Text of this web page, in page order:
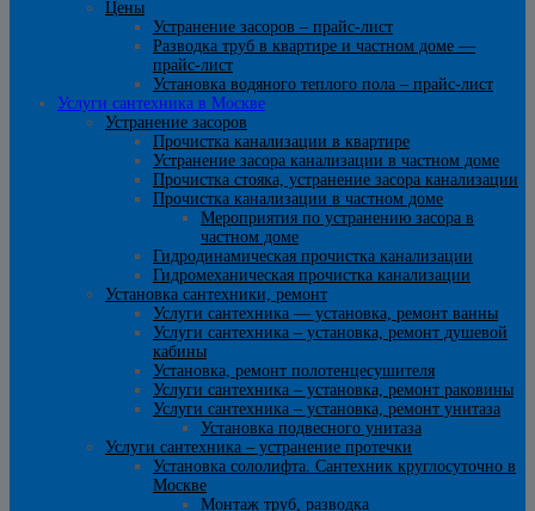
Цены
Устранение засоров – прайс-лист
Разводка труб в квартире и частном доме —
прайс-лист
Установка водяного теплого пола – прайс-лист
Услуги сантехника в Москве
Устранение засоров
Прочистка канализации в квартире
Устранение засора канализации в частном доме
Прочистка стояка, устранение засора канализации
Прочистка канализации в частном доме
Мероприятия по устранению засора в
частном доме
Гидродинамическая прочистка канализации
Гидромеханическая прочистка канализации
Установка сантехники, ремонт
Услуги сантехника — установка, ремонт ванны
Услуги сантехника – установка, ремонт душевой
кабины
Установка, ремонт полотенцесушителя
Услуги сантехника – установка, ремонт раковины
Услуги сантехника – установка, ремонт унитаза
Установка подвесного унитаза
Услуги сантехника – устранение протечки
Установка сололифта. Сантехник круглосуточно в
Москве
Монтаж труб, разводка